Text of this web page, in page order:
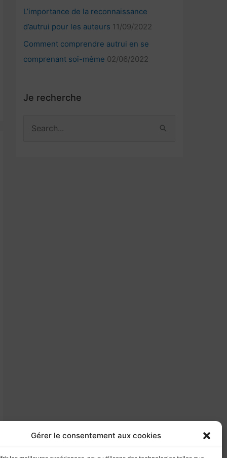
Gérer le consentement aux cookies
L’importance de la reconnaissance
d’autrui pour les auteurs 11/09/2022
Comment comprendre autrui en se
comprenant soi-même 02/06/2022
Je recherche